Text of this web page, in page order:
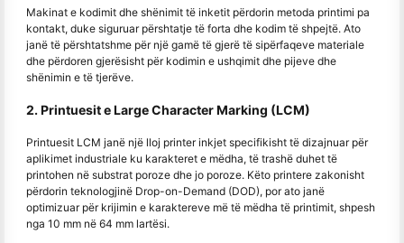
Makinat e kodimit dhe shënimit të inketit përdorin metoda printimi pa
kontakt, duke siguruar përshtatje të forta dhe kodim të shpejtë. Ato
janë të përshtatshme për një gamë të gjerë të sipërfaqeve materiale
dhe përdoren gjerësisht për kodimin e ushqimit dhe pijeve dhe
shënimin e të tjerëve.
2. Printuesit e Large Character Marking (LCM)
Printuesit LCM janë një lloj printer inkjet specifikisht të dizajnuar për
aplikimet industriale ku karakteret e mëdha, të trashë duhet të
printohen në substrat poroze dhe jo poroze. Këto printere zakonisht
përdorin teknologjinë Drop-on-Demand (DOD), por ato janë
optimizuar për krijimin e karaktereve më të mëdha të printimit, shpesh
nga 10 mm në 64 mm lartësi.